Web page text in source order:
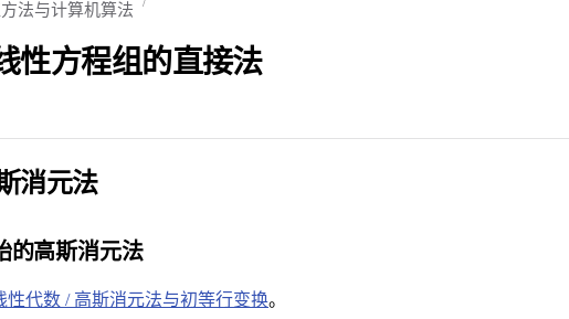
法与计算机算法
性方程组的直接法
消元法
的高斯消元法
性代数 / 高斯消元法与初等行变换。